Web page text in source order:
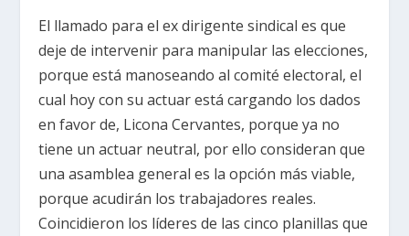
El llamado para el ex dirigente sindical es que
deje de intervenir para manipular las elecciones,
porque está manoseando al comité electoral, el
cual hoy con su actuar está cargando los dados
en favor de, Licona Cervantes, porque ya no
tiene un actuar neutral, por ello consideran que
una asamblea general es la opción más viable,
porque acudirán los trabajadores reales.
Coincidieron los líderes de las cinco planillas que